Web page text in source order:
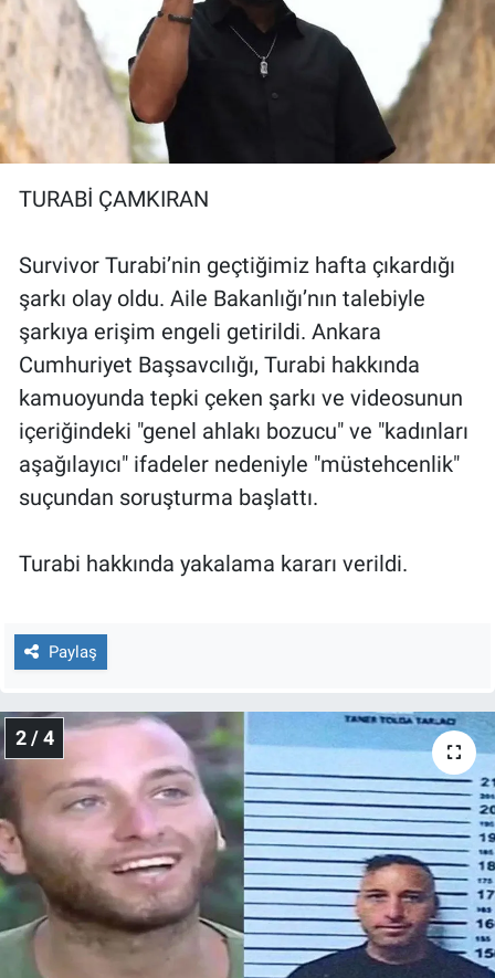
TURABİ ÇAMKIRAN
Survivor Turabi’nin geçtiğimiz hafta çıkardığı
şarkı olay oldu. Aile Bakanlığı’nın talebiyle
şarkıya erişim engeli getirildi. Ankara
Cumhuriyet Başsavcılığı, Turabi hakkında
kamuoyunda tepki çeken şarkı ve videosunun
içeriğindeki "genel ahlakı bozucu" ve "kadınları
aşağılayıcı" ifadeler nedeniyle "müstehcenlik"
suçundan soruşturma başlattı.
Turabi hakkında yakalama kararı verildi.
Paylaş
2 / 4
Kimdir
Koronavirüs
Kültür Sanat
Ne demişti
Nedir
Popüler
Programlar
Sağlık
Spor
Teknoloji
Türkiye'nin Gündemi
Yerel Gündem
Yerel Yaşam
Canlı Yayın